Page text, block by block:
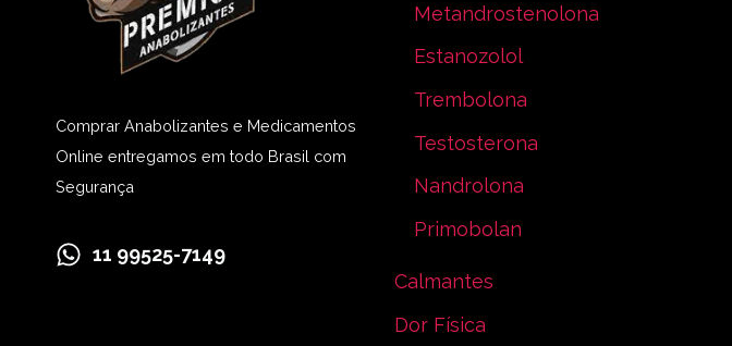
Comprar Anabolizantes e Medicamentos
Online entregamos em todo Brasil com
Segurança
11 99525-7149
Metandrostenolona
Estanozolol
Trembolona
Testosterona
Nandrolona
Primobolan
Calmantes
Dor Física